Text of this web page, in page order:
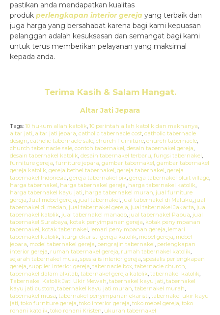
pastikan anda mendapatkan kualitas
produk perlengkapan interior gereja yang terbaik dan
juga harga yang bersahabat karena bagi kami kepuasan
pelanggan adalah kesuksesan dan semangat bagi kami
untuk terus memberikan pelayanan yang maksimal
kepada anda.
Terima Kasih & Salam Hangat.
Altar Jati Jepara
Tags: 10 hukum allah katolik, 10 perintah allah katolik dan maknanya,
altar jati, altar jati jepara, catholic tabernacle cost, catholic tabernacle
design, catholic tabernacle sale, church Furniture, church tabernacle,
church tabernacle sale, contoh tabernakel, desain tabernakel gereja,
desain tabernakel katolik, desain tabernakel terbaru, fungsi tabernakel,
furniture gereja, furniture jepara, gambar tabernakel, gambar tabernakel
gereja katolik, gereja bethel tabernakel, gereja tabernakel, gereja
tabernakel Indonesia, gereja tabernakel pik, gereja tabernakel pluit village,
harga tabernakel, harga tabernakel gereja, harga tabernakel katolik,
harga tabernakel kayu jati, harga tabernakel murah, jual furniture
gereja,Jual mebel gereja, jual tabernakel, jual tabernakel di Maluku, jual
tabernakel di medan, jual tabernakel gereja, jual tabernakel Jakarta, jual
tabernakel katolik, jual tabernakel manado, jual tabernakel Papua, jual
tabernakel Surabaya, kotak penyimpanan gereja, kotak penyimpanan
tabernakel, kotak tabernakel, lemari penyimpanan gereja, lemari
tabernakel katolik, liturgi ekaristi gereja katolik, mebel gereja, mebel
jepara, model tabernakel gereja, pengrajin tabernakel, perlengkapan
interior gereja, rumah tabernakel gereja, rumah tabernakel katolik,
sejarah tabernakel musa, spesialis interior gereja, spesialis perlengkapan
gereja, supplier interior gereja, tabernacle box, tabernacle church,
tabernakel dalam alkitab, tabernakel gereja katolik, tabernakel katolik,
Tabernakel Katolik Jati Ukir Mewah, tabernakel kayu jati, tabernakel
kayu jati custom, tabernakel kayu jati murah, tabernakel murah,
tabernakel musa, tabernakel penyimpanan ekaristi, tabernakel ukir kayu
jati, toko furniture gereja, toko interior gereja, toko mebel gereja, toko
rohani katolik, toko rohani Kristen, ukuran tabernakel